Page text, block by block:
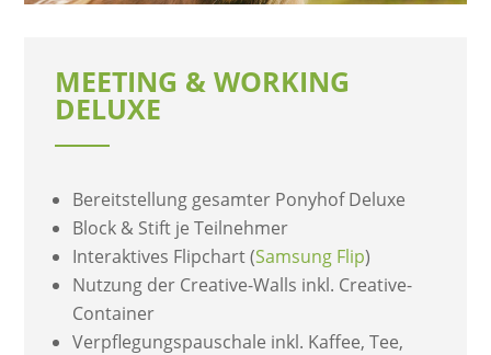
MEETING & WORKING
DELUXE
Bereitstellung gesamter Ponyhof Deluxe
Block & Stift je Teilnehmer
Interaktives Flipchart (Samsung Flip)
Nutzung der Creative-Walls inkl. Creative-
Container
Verpflegungspauschale inkl. Kaffee, Tee,